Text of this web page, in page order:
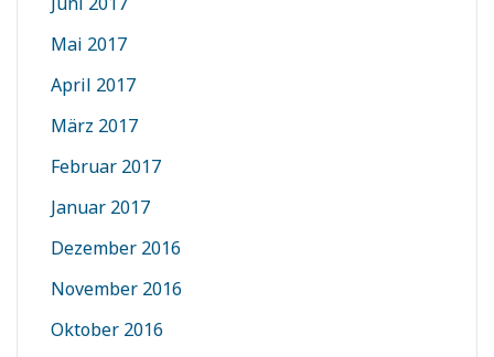
Mai 2017
April 2017
März 2017
Februar 2017
Januar 2017
Dezember 2016
November 2016
Oktober 2016